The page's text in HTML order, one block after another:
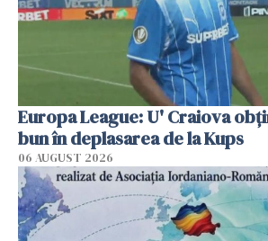
Europa League: U' Craiova
bun în deplasarea de la Kups
06 AUGUST 2026